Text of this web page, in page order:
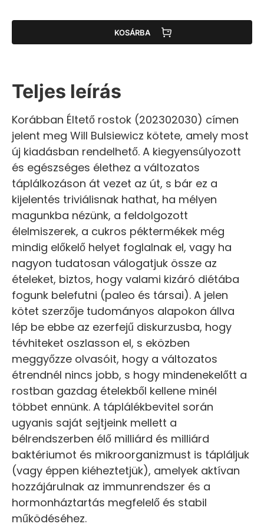
KOSÁRBA
Teljes leírás
Korábban Éltető rostok (202302030) címen
jelent meg Will Bulsiewicz kötete, amely most
új kiadásban rendelhető. A kiegyensúlyozott
és egészséges élethez a változatos
táplálkozáson át vezet az út, s bár ez a
kijelentés triviálisnak hathat, ha mélyen
magunkba nézünk, a feldolgozott
élelmiszerek, a cukros péktermékek még
mindig előkelő helyet foglalnak el, vagy ha
nagyon tudatosan válogatjuk össze az
ételeket, biztos, hogy valami kizáró diétába
fogunk belefutni (paleo és társai). A jelen
kötet szerzője tudományos alapokon állva
lép be ebbe az ezerfejű diskurzusba, hogy
tévhiteket oszlasson el, s eközben
meggyőzze olvasóit, hogy a változatos
étrendnél nincs jobb, s hogy mindenekelőtt a
rostban gazdag ételekből kellene minél
többet ennünk. A táplálékbevitel során
ugyanis saját sejtjeink mellett a
bélrendszerben élő milliárd és milliárd
baktériumot és mikroorganizmust is tápláljuk
(vagy éppen kiéheztetjük), amelyek aktívan
hozzájárulnak az immunrendszer és a
hormonháztartás megfelelő és stabil
működéséhez.